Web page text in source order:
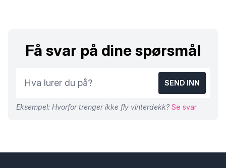
Få svar på dine spørsmål
SEND INN
Eksempel: Hvorfor trenger ikke fly vinterdekk? Se svar